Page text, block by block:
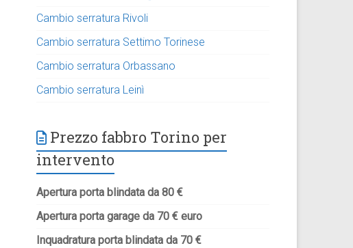
Cambio serratura Rivoli
Cambio serratura Settimo Torinese
Cambio serratura Orbassano
Cambio serratura Leinì
Prezzo fabbro Torino per
intervento
Apertura porta blindata da 80 €
Apertura porta garage da 70 € euro
Inquadratura porta blindata da 70 €